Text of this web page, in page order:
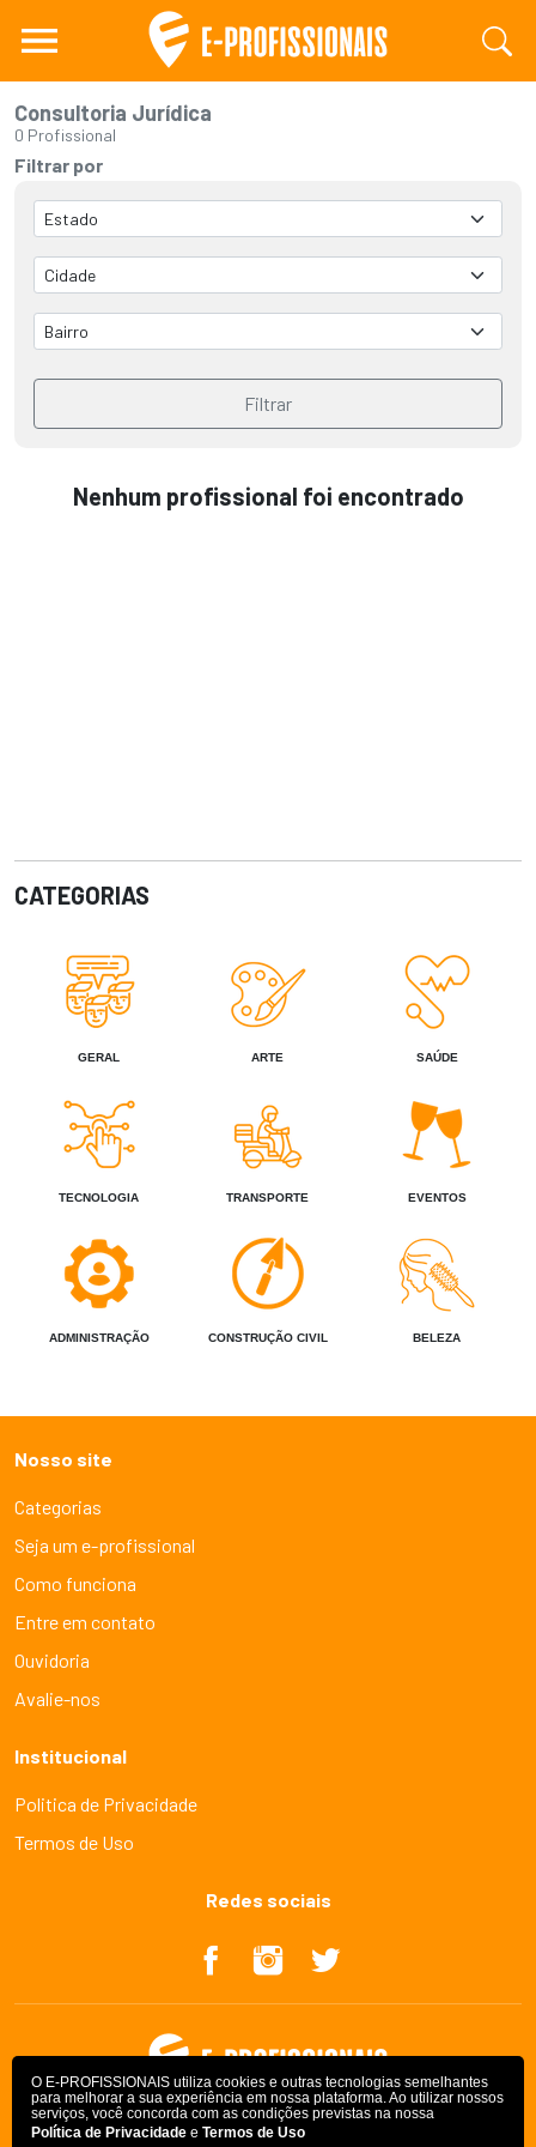
O E-PROFISSIONAIS utiliza cookies e outras tecnologias semelhantes
para melhorar a sua experiência em nossa plataforma. Ao utilizar nossos
serviços, você concorda com as condições previstas na nossa
Política de Privacidade e Termos de Uso
Consultoria Jurídica
0 Profissional
Filtrar por
Filtrar
Nenhum profissional foi encontrado
CATEGORIAS
GERAL ARTE SAÚDE
TECNOLOGIA TRANSPORTE EVENTOS
ADMINISTRAÇÃO CONSTRUÇÃO CIVIL BELEZA
Nosso site
Categorias
Seja um e-profissional
Como funciona
Entre em contato
Ouvidoria
Avalie-nos
Institucional
Politica de Privacidade
Termos de Uso
Redes sociais